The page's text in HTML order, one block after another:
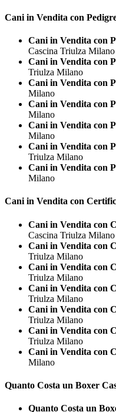
Cani in Vendita con
Cani in Vendita con
Cascina Triulza Milano
Cani in Vendita con
Triulza Milano
Cani in Vendita con
Milano
Cani in Vendita con
Milano
Cani in Vendita con
Milano
Cani in Vendita con
Triulza Milano
Cani in Vendita con
Milano
Cani in Vendita con
Cani in Vendita con
Cascina Triulza Milano
Cani in Vendita con
Triulza Milano
Cani in Vendita con
Triulza Milano
Cani in Vendita con
Triulza Milano
Cani in Vendita con
Triulza Milano
Cani in Vendita con
Triulza Milano
Cani in Vendita con
Milano
Quanto Costa un Boxer
Quanto Costa un